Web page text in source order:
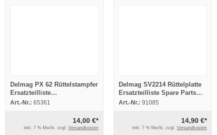
Delmag PX 62 Rüttelstampfer
Ersatzteilliste
Ersatzteilkatalog Parts List
Art.-Nr.: 65361
14,00 €*
inkl. 7 % MwSt. zzgl. Versandkosten
Delmag SV2214 Rüttelplatte
Ersatzteilliste Spare Parts
List
Art.-Nr.: 91085
14,90 €*
inkl. 7 % MwSt. zzgl. Versandkosten